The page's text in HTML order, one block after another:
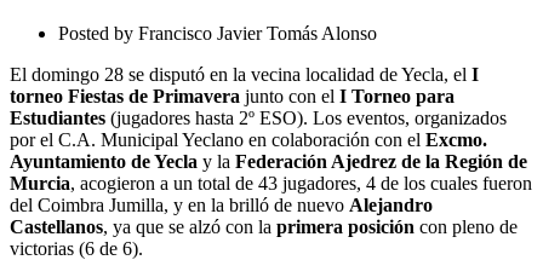
2017
Posted by Francisco Javier Tomás Alonso
El domingo 28 se disputó en la vecina localidad de Yecla, el I
torneo Fiestas de Primavera junto con el I Torneo para
Estudiantes (jugadores hasta 2º ESO). Los eventos, organizados
por el C.A. Municipal Yeclano en colaboración con el Excmo.
Ayuntamiento de Yecla y la Federación Ajedrez de la Región de
Murcia, acogieron a un total de 43 jugadores, 4 de los cuales fueron
del Coimbra Jumilla, y en la brilló de nuevo Alejandro
Castellanos, ya que se alzó con la primera posición con pleno de
victorias (6 de 6).